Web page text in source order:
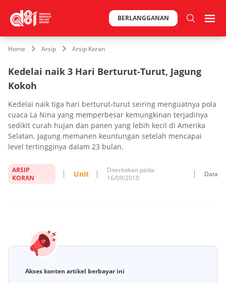
BERLANGGANAN
Home Arsip Arsip Koran
Kedelai naik 3 Hari Berturut-Turut, Jagung
Kokoh
Kedelai naik tiga hari berturut-turut seiring menguatnya pola
cuaca La Nina yang memperbesar kemungkinan terjadinya
sedikit curah hujan dan panen yang lebih kecil di Amerika
Selatan. Jagung memanen keuntungan setelah mencapai
level tertingginya dalam 23 bulan.
ARSIP
KORAN
Unit
Diterbitkan pada:
16/09/2010
Data
Akses konten artikel berbayar ini